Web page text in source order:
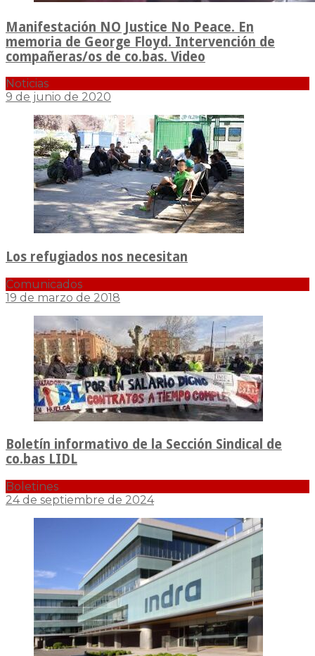
Manifestación NO Justice No Peace. En
memoria de George Floyd. Intervención de
compañeras/os de co.bas. Video
Noticias
9 de junio de 2020
Los refugiados nos necesitan
Comunicados
19 de marzo de 2018
Boletín informativo de la Sección Sindical de
co.bas LIDL
Boletines
24 de septiembre de 2024